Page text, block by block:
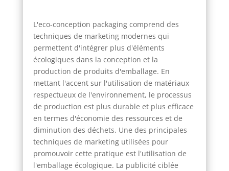
L'eco-conception packaging comprend des
techniques de marketing modernes qui
permettent d'intégrer plus d'éléments
écologiques dans la conception et la
production de produits d'emballage. En
mettant l'accent sur l'utilisation de matériaux
respectueux de l'environnement, le processus
de production est plus durable et plus efficace
en termes d'économie des ressources et de
diminution des déchets. Une des principales
techniques de marketing utilisées pour
promouvoir cette pratique est l'utilisation de
l'emballage écologique. La publicité ciblée